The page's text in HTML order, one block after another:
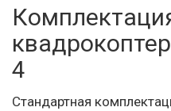
4
Стандартная